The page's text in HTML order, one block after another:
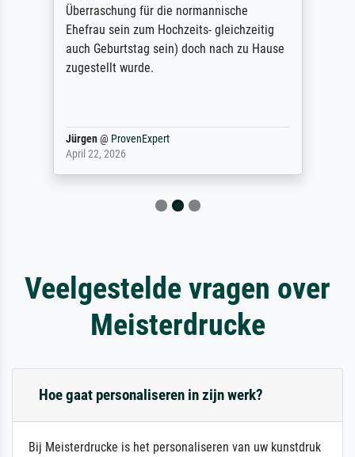
Überraschung für die normannische
Ehefrau sein zum Hochzeits- gleichzeitig
auch Geburtstag sein) doch nach zu Hause
zugestellt wurde.
Jürgen@ ProvenExpert
April 22, 2026
Veelgestelde vragen over
Meisterdrucke
Hoe gaat personaliseren in zijn werk?
Bij Meisterdrucke is het personaliseren van uw kunstdruk